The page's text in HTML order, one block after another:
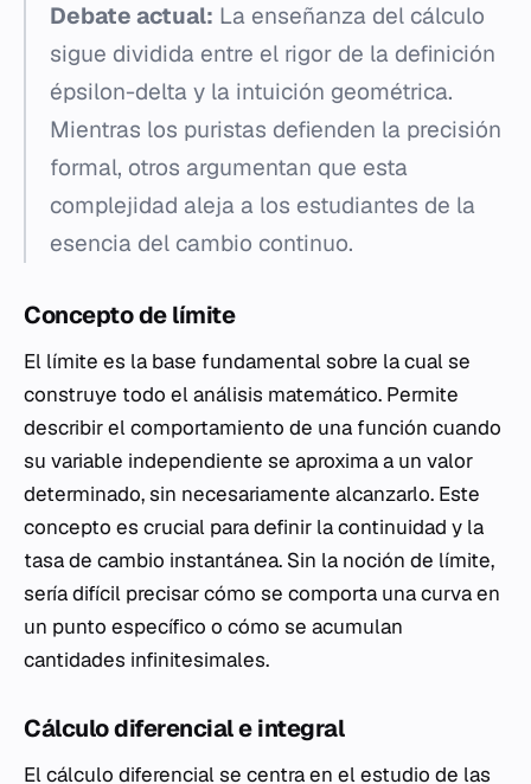
Debate actual: La enseñanza del cálculo
sigue dividida entre el rigor de la definición
épsilon-delta y la intuición geométrica.
Mientras los puristas defienden la precisión
formal, otros argumentan que esta
complejidad aleja a los estudiantes de la
esencia del cambio continuo.
Concepto de límite
El límite es la base fundamental sobre la cual se
construye todo el análisis matemático. Permite
describir el comportamiento de una función cuando
su variable independiente se aproxima a un valor
determinado, sin necesariamente alcanzarlo. Este
concepto es crucial para definir la continuidad y la
tasa de cambio instantánea. Sin la noción de límite,
sería difícil precisar cómo se comporta una curva en
un punto específico o cómo se acumulan
cantidades infinitesimales.
Cálculo diferencial e integral
El cálculo diferencial se centra en el estudio de las